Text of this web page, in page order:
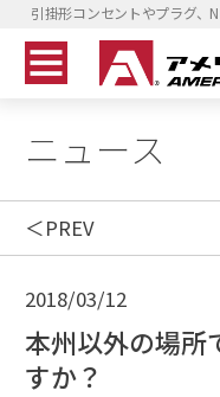
引掛形コンセントやプラグ、
ニュース
PREV
2018/03/12
本州以外の場所
すか？